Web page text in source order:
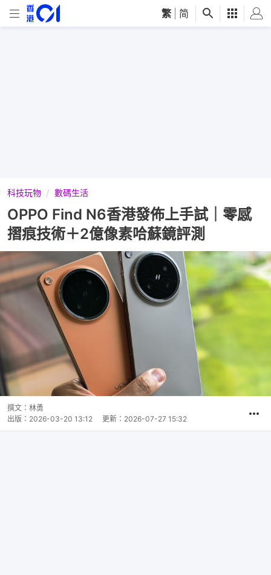
繁 简
科技玩物 數碼生活
OPPO Find N6香港發佈上手試｜零感
摺痕技術＋2億像素哈蘇鏡評測
撰文： 林勇
出版： 2026-03-20 13:12 更新： 2026-07-27 15:32